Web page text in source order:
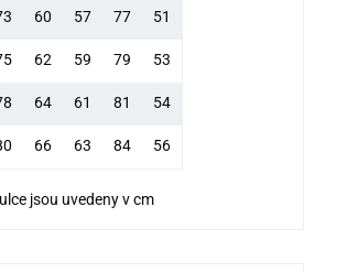
60 57 77 51
62 59 79 53
64 61 81 54
66 63 84 56
jsou uvedeny v cm